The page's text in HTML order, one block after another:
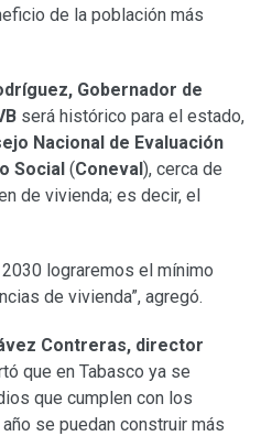
de la población más
Gobernador de
será histórico para el estado,
Nacional de Evaluación
Social (Coneval), cerca de
de vivienda; es decir, el
lograremos el mínimo
de vivienda”, agregó.
Contreras, director
que en Tabasco ya se
que cumplen con los
se puedan construir más